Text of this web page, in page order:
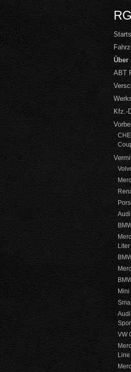
Über
ABT
Kfz.-
Audi
VW